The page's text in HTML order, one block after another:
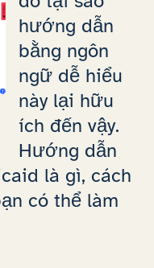
hướng dẫn
bằng ngôn
ngữ dễ hiểu
này lại hữu
ích đến vậy.
Hướng dẫn
là gì, cách
có thể làm